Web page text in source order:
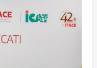
se presenta en el